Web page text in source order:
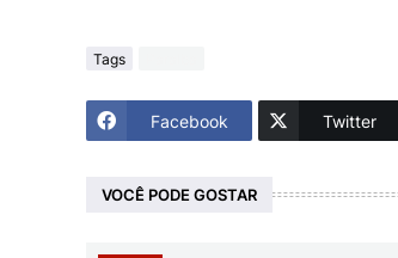
Tags
Facebook Twitter
VOCÊ PODE GOSTAR